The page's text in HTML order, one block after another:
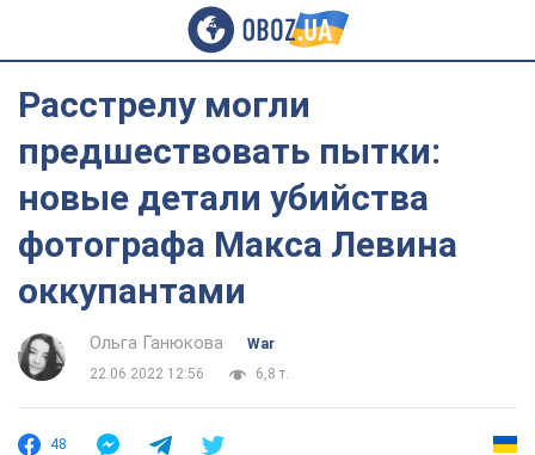
Расстрелу могли
предшествовать пытки:
новые детали убийства
фотографа Макса Левина
оккупантами
Ольга Ганюкова
War
22.06.2022 12:56
6,8 т.
48